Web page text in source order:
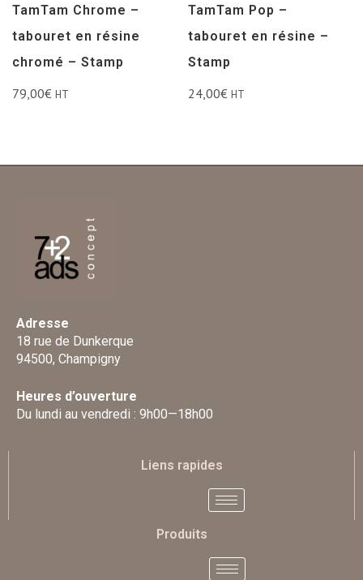
TamTam Chrome –
tabouret en résine
chromé – Stamp
79,00€ HT
TamTam Pop –
tabouret en résine –
Stamp
24,00€ HT
Adresse
18 rue de Dunkerque
94500, Champigny
Heures d’ouverture
Du lundi au vendredi : 9h00—18h00
Liens rapides
Produits